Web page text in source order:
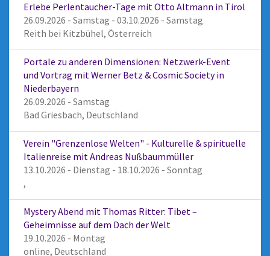
Erlebe Perlentaucher-Tage mit Otto Altmann in Tirol
26.09.2026 - Samstag - 03.10.2026 - Samstag
Reith bei Kitzbühel, Österreich
Portale zu anderen Dimensionen: Netzwerk-Event
und Vortrag mit Werner Betz & Cosmic Society in
Niederbayern
26.09.2026 - Samstag
Bad Griesbach, Deutschland
Verein "Grenzenlose Welten" - Kulturelle & spirituelle
Italienreise mit Andreas Nußbaummüller
13.10.2026 - Dienstag - 18.10.2026 - Sonntag
,
Mystery Abend mit Thomas Ritter: Tibet –
Geheimnisse auf dem Dach der Welt
19.10.2026 - Montag
online, Deutschland